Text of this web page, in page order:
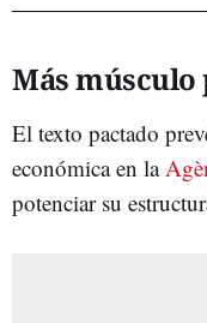
Más músculo
El texto pactado
económica en la
potenciar su